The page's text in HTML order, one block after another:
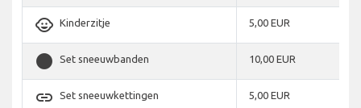
child_care Kinderzitje 5,00 EUR
stop_circle Set sneeuwbanden 10,00 EUR
link Set sneeuwkettingen 5,00 EUR